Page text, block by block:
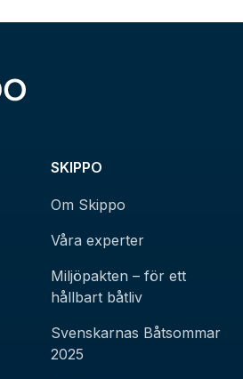
SKIPPO
Om Skippo
Våra experter
Miljöpakten – för ett
hållbart båtliv
Svenskarnas Båtsommar
2025